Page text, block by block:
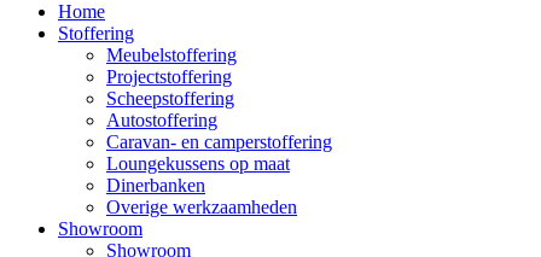
Home
Stoffering
Meubelstoffering
Projectstoffering
Scheepstoffering
Autostoffering
Caravan- en camperstoffering
Loungekussens op maat
Dinerbanken
Overige werkzaamheden
Showroom
Showroom